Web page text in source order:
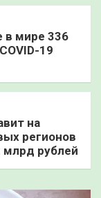
в мире 336
19
на
регионов
млрд рублей